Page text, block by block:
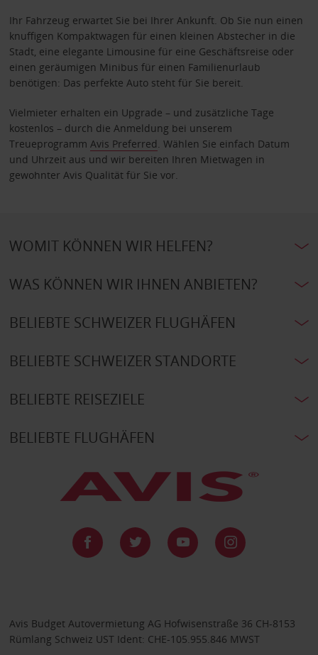
Ihr Fahrzeug erwartet Sie bei Ihrer Ankunft. Ob Sie nun einen
knuffigen Kompaktwagen für einen kleinen Abstecher in die
Stadt, eine elegante Limousine für eine Geschäftsreise oder
einen geräumigen Minibus für einen Familienurlaub
benötigen: Das perfekte Auto steht für Sie bereit.
Vielmieter erhalten ein Upgrade – und zusätzliche Tage
kostenlos – durch die Anmeldung bei unserem
Treueprogramm Avis Preferred . Wählen Sie einfach Datum
und Uhrzeit aus und wir bereiten Ihren Mietwagen in
gewohnter Avis Qualität für Sie vor.
WOMIT KÖNNEN WIR HELFEN?
WAS KÖNNEN WIR IHNEN ANBIETEN?
BELIEBTE SCHWEIZER FLUGHÄFEN
BELIEBTE SCHWEIZER STANDORTE
BELIEBTE REISEZIELE
BELIEBTE FLUGHÄFEN
Avis Budget Autovermietung AG Hofwisenstraße 36 CH-8153
Rümlang Schweiz UST Ident: CHE-105.955.846 MWST